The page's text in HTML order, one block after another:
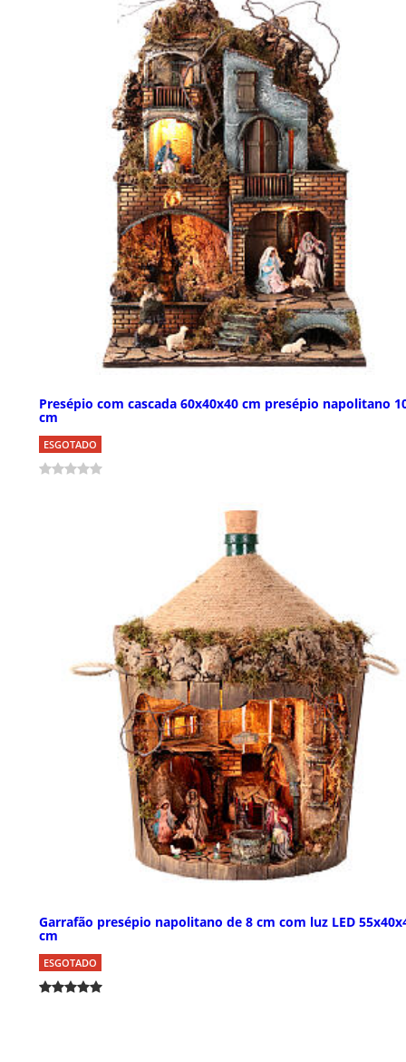
Presépio com cascada 60x40x40 cm presépio napolitano
cm
ESGOTADO
Garrafão presépio napolitano de 8 cm com luz LED
cm
ESGOTADO